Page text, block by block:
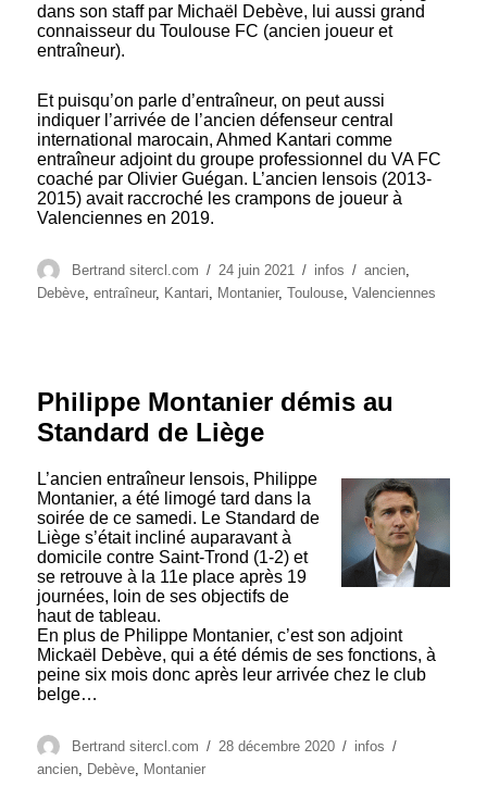
dans son staff par Michaël Debève, lui aussi grand
connaisseur du Toulouse FC (ancien joueur et
entraîneur).
Et puisqu’on parle d’entraîneur, on peut aussi
indiquer l’arrivée de l’ancien défenseur central
international marocain, Ahmed Kantari comme
entraîneur adjoint du groupe professionnel du VA FC
coaché par Olivier Guégan. L’ancien lensois (2013-
2015) avait raccroché les crampons de joueur à
Valenciennes en 2019.
Auteur
Bertrand sitercl.com
Publié
le
24 juin 2021 Catégories
infos Étiquettes
ancien
Debève,entraîneur, Kantari, Montanier,Toulouse,Valenciennes
Philippe Montanier démis au
Standard de Liège
L’ancien entraîneur lensois, Philippe
Montanier, a été limogé tard dans la
soirée de ce samedi. Le Standard de
Liège s’était incliné auparavant à
domicile contre Saint-Trond (1-2) et
se retrouve à la 11e place après 19
journées, loin de ses objectifs de
haut de tableau.
En plus de Philippe Montanier, c’est son adjoint
Mickaël Debève, qui a été démis de ses fonctions, à
peine six mois donc après leur arrivée chez le club
belge…
Auteur
Bertrand sitercl.com
Publié
28 décembre 2020 Catégories
infos
ancien
Debève Montanier